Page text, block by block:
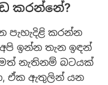
කරන්නේ?
පැහැදිළි කරන්න
ඉන්න තැන ඉඳන්
නැතිනම් බටයක්
ඒක ඇතුලින් යන